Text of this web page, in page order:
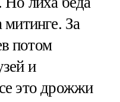
митинге. За
потом
и
это дрожжи